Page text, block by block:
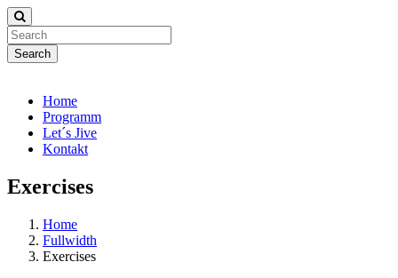
Search
Home
Programm
Let´s Jive
Kontakt
Exercises
Home
Fullwidth
Exercises